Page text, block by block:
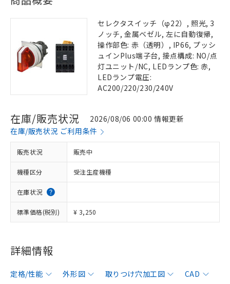
セレクタスイッチ（φ22）, 照光, 3
ノッチ, 金属ベゼル, 左に自動復帰,
操作部色: 赤（透明）, IP66, プッシ
ュインPlus端子台, 接点構成: NO/点
灯ユニット/NC, LEDランプ色: 赤,
LEDランプ電圧:
AC200/220/230/240V
在庫/販売状況
2026/08/06 00:00 情報更新
在庫/販売状況 ご利用条件
販売状況 販売中
機種区分 受注生産機種
在庫状況
標準価格(税別) ¥ 3,250
詳細情報
定格/性能 外形図 取りつけ穴加工図
CAD